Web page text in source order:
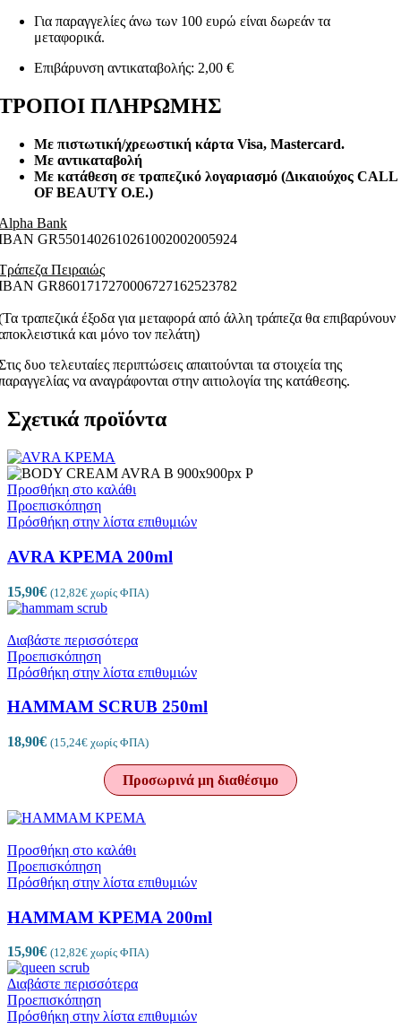
Για παραγγελίες άνω των 100 ευρώ είναι δωρεάν τα
μεταφορικά.
Επιβάρυνση αντικαταβολής: 2,00 €
ΠΛΗΡΩΜΗΣ
Με πιστωτική/χρεωστική κάρτα Visa, Mastercard.
Με αντικαταβολή
Με κατάθεση σε τραπεζικό λογαριασμό (Δικαιούχος CALL
OF BEAUTY O.E.)
Bank
GR5501402610261002002005924
Πειραιώς
GR8601717270006727162523782
τραπεζικά έξοδα για μεταφορά από άλλη τράπεζα θα επιβαρύνουν
και μόνο τον πελάτη)
δυο τελευταίες περιπτώσεις απαιτούνται τα στοιχεία της
να αναγράφονται στην αιτιολογία της κατάθεσης.
Σχετικά προϊόντα
Προσθήκη στο καλάθι
Προεπισκόπηση
Πρόσθήκη στην λίστα επιθυμιών
AVRA ΚΡΕΜΑ 200ml
15,90€ (12,82€ χωρίς ΦΠΑ)
Διαβάστε περισσότερα
Προεπισκόπηση
Πρόσθήκη στην λίστα επιθυμιών
HAMMAM SCRUB 250ml
18,90€ (15,24€ χωρίς ΦΠΑ)
Προσωρινά μη διαθέσιμο
Προσθήκη στο καλάθι
Προεπισκόπηση
Πρόσθήκη στην λίστα επιθυμιών
HAMMAM ΚΡΕΜΑ 200ml
15,90€ (12,82€ χωρίς ΦΠΑ)
Διαβάστε περισσότερα
Προεπισκόπηση
Πρόσθήκη στην λίστα επιθυμιών